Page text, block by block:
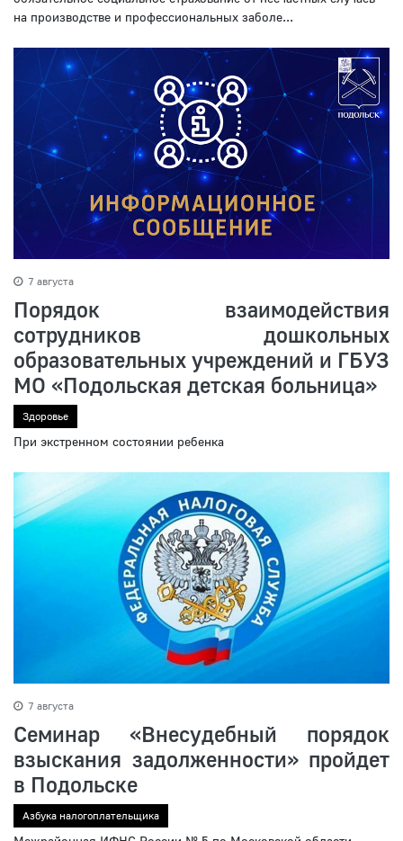
на производстве и профессиональных заболе...
7 августа
Порядок взаимодействия
сотрудников дошкольных
образовательных учреждений и ГБУЗ
МО «Подольская детская больница»
Здоровье
При экстренном состоянии ребенка
7 августа
Семинар «Внесудебный порядок
взыскания задолженности» пройдет
в Подольске
Азбука налогоплательщика